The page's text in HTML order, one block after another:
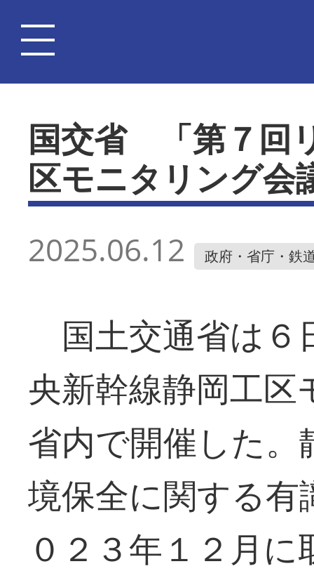
国交省 「第７回
区モニタリング会
2025.06.12 政府・省庁・鉄
国土交通省は６
央新幹線静岡工
省内で開催した
境保全に関する有
０２３年１２月